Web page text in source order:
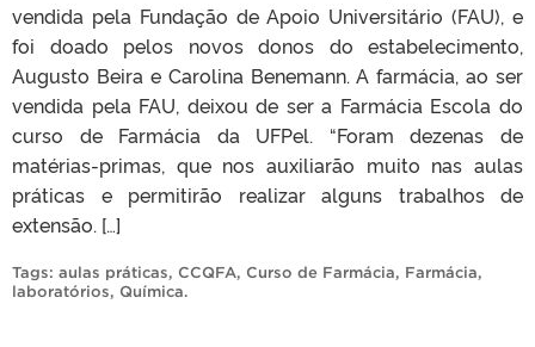
vendida pela Fundação de Apoio Universitário (FAU), e
foi doado pelos novos donos do estabelecimento,
Augusto Beira e Carolina Benemann. A farmácia, ao ser
vendida pela FAU, deixou de ser a Farmácia Escola do
curso de Farmácia da UFPel. “Foram dezenas de
matérias-primas, que nos auxiliarão muito nas aulas
práticas e permitirão realizar alguns trabalhos de
extensão. […]
Tags: aulas práticas, CCQFA, Curso de Farmácia, Farmácia,
laboratórios, Química.